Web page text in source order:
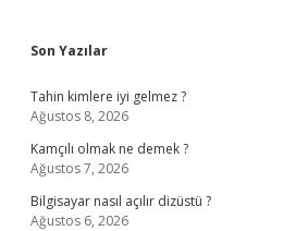
Sidebar
Son Yazılar
Tahin kimlere iyi gelmez ?
Ağustos 8, 2026
Kamçılı olmak ne demek ?
Ağustos 7, 2026
Bilgisayar nasıl açılır dizüstü ?
Ağustos 6, 2026